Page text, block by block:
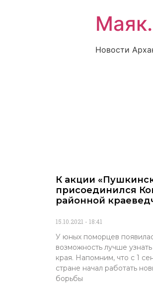
Новости
К акции
присоединился
районной
15.10.2021 18:41
У юных поморцев
возможность лучше
края. Напомним, что с 1
стране начал работать
борьбы